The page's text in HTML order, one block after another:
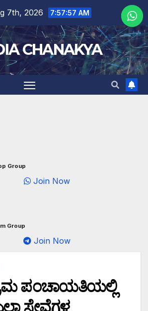
7th, 2026 7:57:58 AM
CHANAKYA
Group
Join Now
Group
Join Now
ಪಂಚಾಯತಿಯಲ್ಲಿ
ಸೇವೆಗಳ